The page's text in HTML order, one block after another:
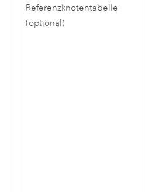
Referenzknotentabelle
(optional)